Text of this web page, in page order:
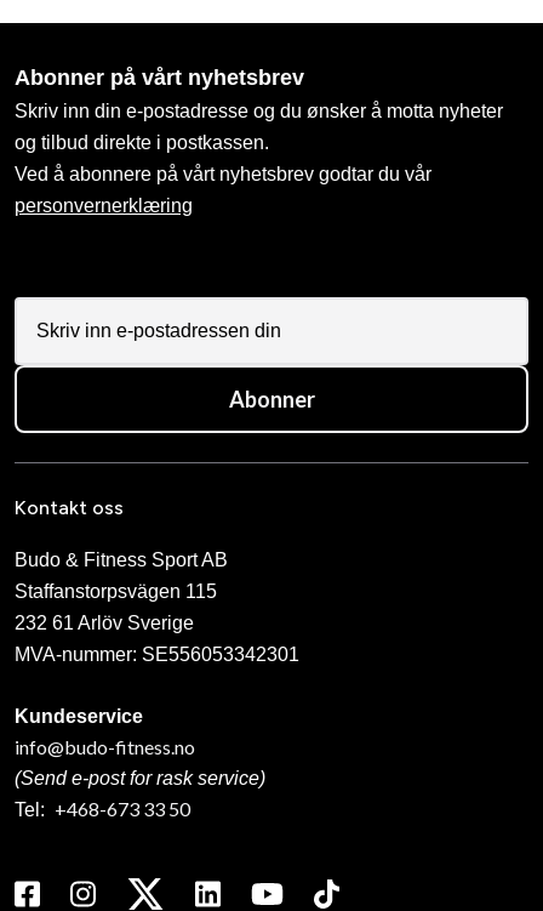
Abonner på vårt nyhetsbrev
Skriv inn din e-postadresse og du ønsker å motta nyheter
og tilbud direkte i postkassen.
Ved å abonnere på vårt nyhetsbrev godtar du vår
personvernerklæring
Abonner
Kontakt oss
Budo & Fitness Sport AB
Staffanstorpsvägen 115
232 61 Arlöv Sverige
MVA-nummer: SE556053342301
Kundeservice
info@budo-fitness.no
(Send e-post for rask service)
Tel: +468-673 33 50